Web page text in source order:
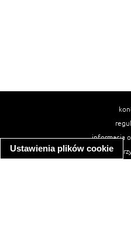
Ustawienia plików cookie
informacja
informacja o